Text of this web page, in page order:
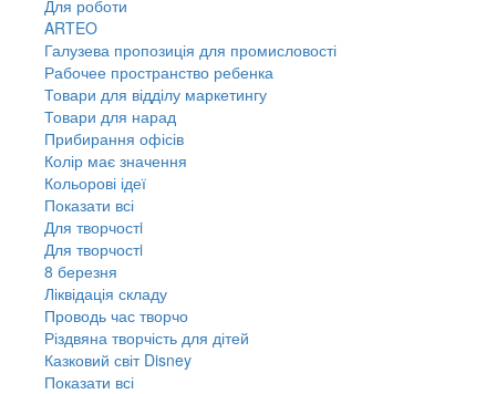
Для роботи
ARTEO
Галузева пропозиція для промисловості
Рабочее пространство ребенка
Товари для відділу маркетингу
Товари для нарад
Прибирання офісів
Колір має значення
Кольорові ідеї
Показати всі
Для творчостi
Для творчостi
8 березня
Ліквідація складу
Проводь час творчо
Різдвяна творчість для дітей
Казковий світ Disney
Показати всі